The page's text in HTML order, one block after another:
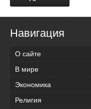
Навигация
О сайте
В мире
Экономика
Религия